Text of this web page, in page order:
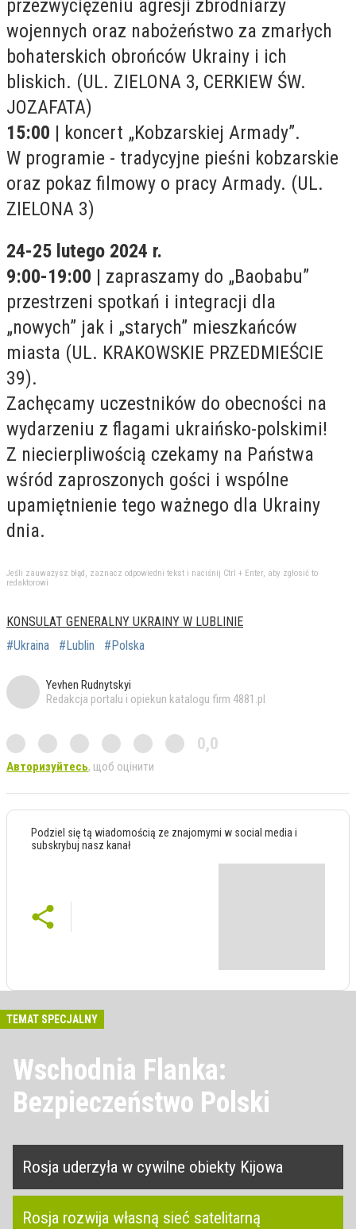
przezwyciężeniu agresji zbrodniarzy
wojennych oraz nabożeństwo za zmarłych
bohaterskich obrońców Ukrainy i ich
bliskich. (UL. ZIELONA 3, CERKIEW ŚW.
JOZAFATA)
15:00 | koncert „Kobzarskiej Armady”.
W programie - tradycyjne pieśni kobzarskie
oraz pokaz filmowy o pracy Armady. (UL.
ZIELONA 3)
24-25 lutego 2024 r.
9:00-19:00 | zapraszamy do „Baobabu”
przestrzeni spotkań i integracji dla
„nowych” jak i „starych” mieszkańców
miasta (UL. KRAKOWSKIE PRZEDMIEŚCIE
39).
Zachęcamy uczestników do obecności na
wydarzeniu z flagami ukraińsko-polskimi!
Z niecierpliwością czekamy na Państwa
wśród zaproszonych gości i wspólne
upamiętnienie tego ważnego dla Ukrainy
dnia.
Jeśli zauważysz błąd, zaznacz odpowiedni tekst i naciśnij Ctrl + Enter, aby zgłosić to
redaktorowi
KONSULAT GENERALNY UKRAINY W LUBLINIE
#Ukraina
#Lublin #Polska
Yevhen Rudnytskyi
Redakcja portalu i opiekun katalogu firm 4881.pl
0,0
Авторизуйтесь, щоб оцінити
Podziel się tą wiadomością ze znajomymi w social media i
subskrybuj nasz kanał
TEMAT SPECJALNY
Wschodnia Flanka:
Bezpieczeństwo Polski
Rosja uderzyła w cywilne obiekty Kijowa
Rosja rozwija własną sieć satelitarną